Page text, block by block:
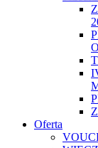
Oferta